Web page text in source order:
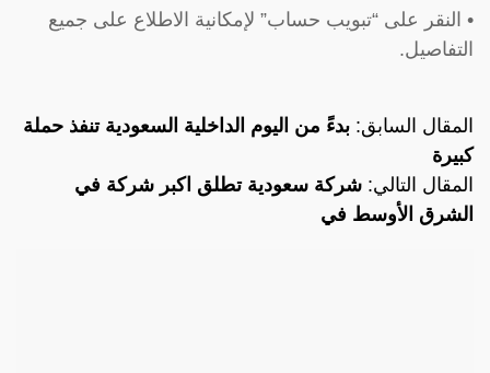
• النقر على “تبويب حساب” لإمكانية الاطلاع على جميع
التفاصيل.
المقال السابق: بدءً من اليوم الداخلية السعودية تنفذ حملة
كبيرة
المقال التالي: شركة سعودية تطلق اكبر شركة في
الشرق الأوسط في